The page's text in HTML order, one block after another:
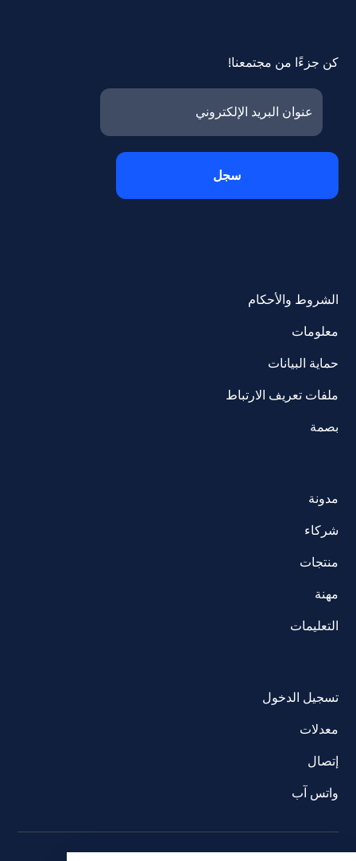
كن جزءًا من مجتمعنا!
الشروط والأحكام
معلومات
حماية البيانات
ملفات تعريف الارتباط
بصمة
مدونة
شركاء
منتجات
مهنة
التعليمات
تسجيل الدخول
معدلات
إتصال
واتس آب